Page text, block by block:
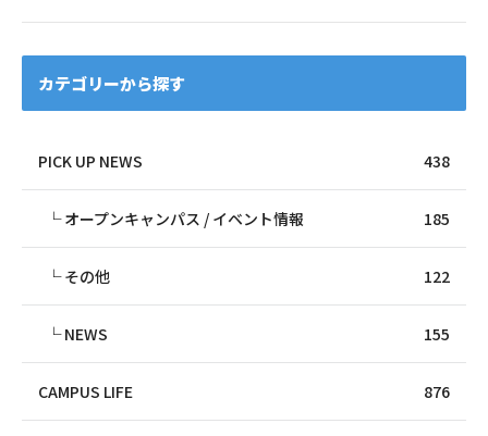
カテゴリーから探す
PICK UP NEWS 438
オープンキャンパス / イベント情報 185
その他 122
NEWS 155
CAMPUS LIFE 876